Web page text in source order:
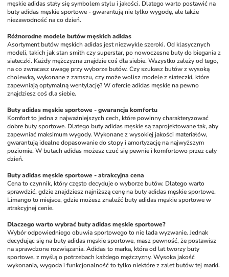
męskie adidas stały się symbolem stylu i jakości. Dlatego warto postawić na
buty adidas męskie sportowe - gwarantują nie tylko wygodę, ale także
niezawodność na co dzień.
Różnorodne modele butów męskich adidas
Asortyment butów męskich adidas jest niezwykle szeroki. Od klasycznych
modeli, takich jak stan smith czy superstar, po nowoczesne buty do biegania z
siateczki. Każdy mężczyzna znajdzie coś dla siebie. Wszystko zależy od tego,
na co zwracasz uwagę przy wyborze butów. Czy szukasz butów z wysoką
cholewką, wykonane z zamszu, czy może wolisz modele z siateczki, które
zapewniają optymalną wentylację? W ofercie adidas męskie na pewno
znajdziesz coś dla siebie.
Buty adidas męskie sportowe - gwarancja komfortu
Komfort to jedna z najważniejszych cech, które powinny charakteryzować
dobre buty sportowe. Dlatego buty adidas męskie są zaprojektowane tak, aby
zapewniać maksimum wygody. Wykonane z wysokiej jakości materiałów,
gwarantują idealne dopasowanie do stopy i amortyzację na najwyższym
poziomie. W butach adidas możesz czuć się pewnie i komfortowo przez cały
dzień.
Buty adidas męskie sportowe - atrakcyjna cena
Cena to czynnik, który często decyduje o wyborze butów. Dlatego warto
sprawdzić, gdzie znajdziesz najniższą cenę na buty adidas męskie sportowe.
Limango to miejsce, gdzie możesz znaleźć buty adidas męskie sportowe w
atrakcyjnej cenie.
Dlaczego warto wybrać buty adidas męskie sportowe?
Wybór odpowiedniego obuwia sportowego to nie lada wyzwanie. Jednak
decydując się na buty adidas męskie sportowe, masz pewność, że postawisz
na sprawdzone rozwiązania. Adidas to marka, która od lat tworzy buty
sportowe, z myślą o potrzebach każdego mężczyzny. Wysoka jakość
wykonania, wygoda i funkcjonalność to tylko niektóre z zalet butów tej marki.